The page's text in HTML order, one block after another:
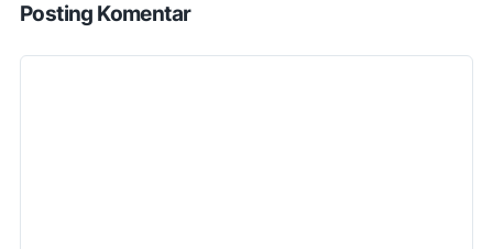
Posting Komentar